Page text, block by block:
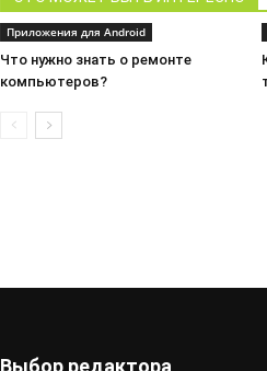
Приложения для Android
Что нужно знать о ремонте
компьютеров?
Выбор редактора